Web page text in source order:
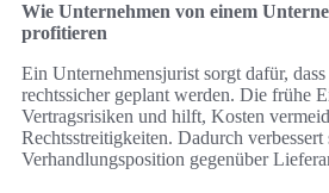
Wie Unternehmen von einem
profitieren
Ein Unternehmensjurist sorgt dafür,
rechtssicher geplant werden. Die frühe
Vertragsrisiken und hilft, Kosten
Rechtsstreitigkeiten. Dadurch verbessert
Verhandlungsposition gegenüber